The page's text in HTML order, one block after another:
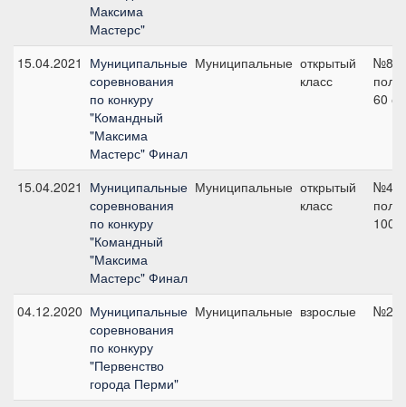
Максима
Мастерс"
15.04.2021 Муниципальные
соревнования
по конкуру
"Командный
"Максима
Мастерс" Финал
Муниципальные открытый
класс
№8
60 см
15.04.2021 Муниципальные
соревнования
по конкуру
"Командный
"Максима
Мастерс" Финал
Муниципальные открытый
класс
№4
100
04.12.2020 Муниципальные
соревнования
по конкуру
"Первенство
города Перми"
Муниципальные взрослые №2,